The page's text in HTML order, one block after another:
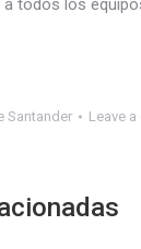
a todos los
Santander Leave